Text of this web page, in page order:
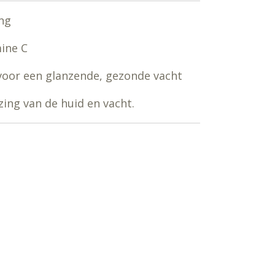
C
een glanzende, gezonde vacht
van de huid en vacht.